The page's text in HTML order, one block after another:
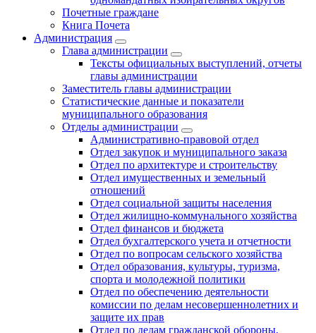
Почетные граждане
Книга Почета
Администрация
Глава администрации
Тексты официальных выступлений, отчеты
главы администрации
Заместитель главы администрации
Статистические данные и показатели
муниципального образования
Отделы администрации
Административно-правовой отдел
Отдел закупок и муниципального заказа
Отдел по архитектуре и строительству
Отдел имущественных и земельный
отношений
Отдел социальной защиты населения
Отдел жилищно-коммунального хозяйства
Отдел финансов и бюджета
Отдел бухгалтерского учета и отчетности
Отдел по вопросам сельского хозяйства
Отдел образования, культуры, туризма,
спорта и молодежной политики
Отдел по обеспечению деятельности
комиссии по делам несовершеннолетних и
защите их прав
Отдел по делам гражданской обороны,